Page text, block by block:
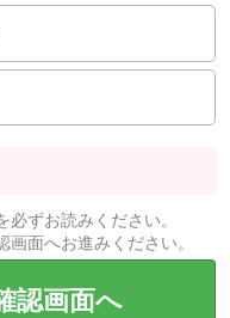
必ずお読みください。
画面へお進みください。
認画面へ